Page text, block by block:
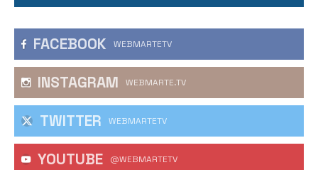
FACEBOOK WEBMARTETV
INSTAGRAM WEBMARTE.TV
TWITTER WEBMARTETV
YOUTUBE @WEBMARTETV